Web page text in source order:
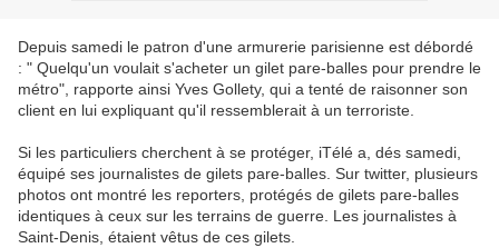
Depuis samedi le patron d'une armurerie parisienne est débordé
: " Quelqu'un voulait s'acheter un gilet pare-balles pour prendre le
métro", rapporte ainsi Yves Gollety, qui a tenté de raisonner son
client en lui expliquant qu'il ressemblerait à un terroriste.
Si les particuliers cherchent à se protéger, iTélé a, dés samedi,
équipé ses journalistes de gilets pare-balles. Sur twitter, plusieurs
photos ont montré les reporters, protégés de gilets pare-balles
identiques à ceux sur les terrains de guerre. Les journalistes à
Saint-Denis, étaient vêtus de ces gilets.